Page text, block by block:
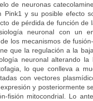
de neuronas
Pink1 y su posible efecto
de pérdida de función
neuronal con un
los mecanismos de
que la regulación a la
neuronal alterando
lo que conlleva a
con vectores
y posteriormente
fisión mitocondrial. Lo